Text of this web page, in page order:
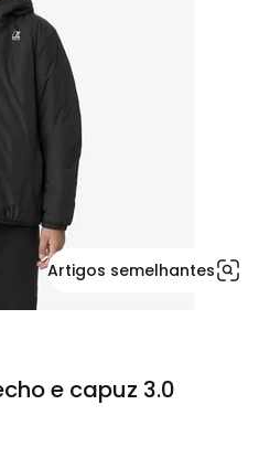
Artigos semelhantes
e capuz 3.0